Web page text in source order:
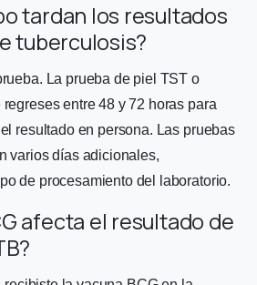
tardan los resultados
tuberculosis?
La prueba de piel TST o
entre 48 y 72 horas para
resultado en persona. Las pruebas
varios días adicionales,
de procesamiento del laboratorio.
afecta el resultado de